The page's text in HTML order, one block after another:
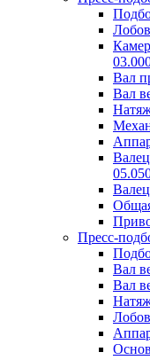
Вал
Вал
Пресс-
Вал
Вал